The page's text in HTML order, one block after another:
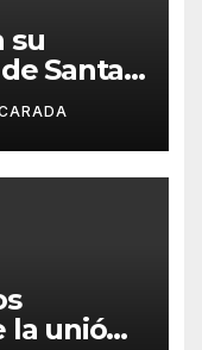
su
Santa
la unión